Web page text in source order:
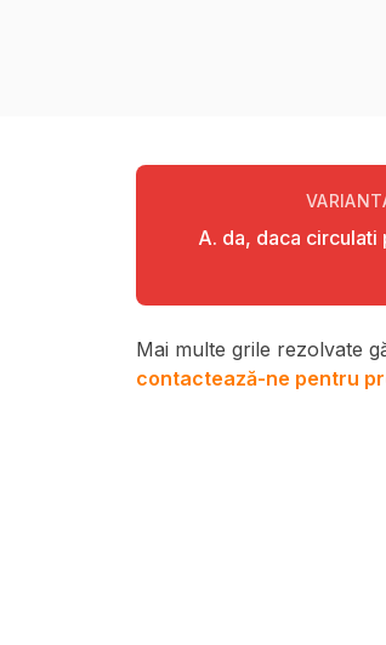
A. da, daca circulati
Mai multe grile rezolvate
contactează-ne pentru